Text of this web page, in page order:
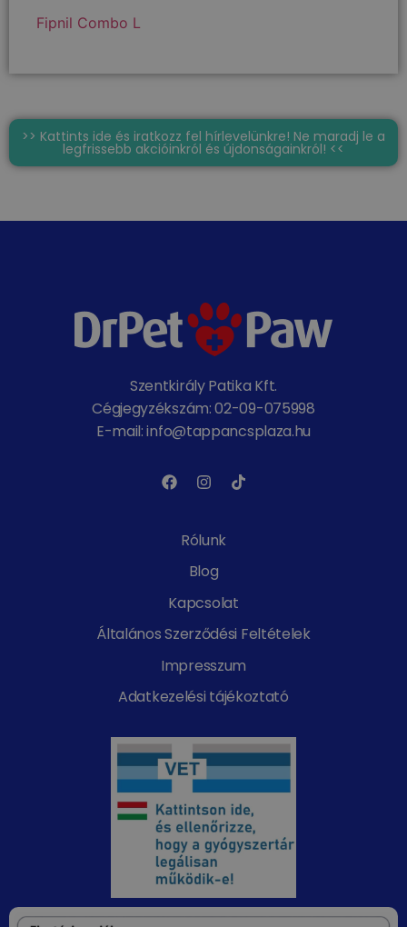
Fipnil Combo L
>> Kattints ide és iratkozz fel hírlevelünkre! Ne maradj le a
legfrissebb akcióinkról és újdonságainkról! <<
Szentkirály Patika Kft.
Cégjegyzékszám: 02-09-075998
E-mail: info@tappancsplaza.hu
Rólunk
Blog
Kapcsolat
Általános Szerződési Feltételek
Impresszum
Adatkezelési tájékoztató